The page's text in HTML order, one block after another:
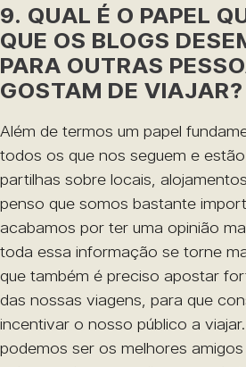
9. QUAL É O PAPEL
QUE OS BLOGS
PARA OUTRAS
GOSTAM DE VIAJAR?
Além de termos um papel
todos os que nos seguem e
partilhas sobre locais,
penso que somos bastante
acabamos por ter uma opinião
toda essa informação se torne
que também é preciso apostar
das nossas viagens, para que
incentivar o nosso público a
podemos ser os melhores